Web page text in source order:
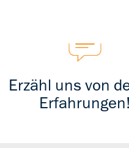
Erzähl uns von
Erfahrungen!